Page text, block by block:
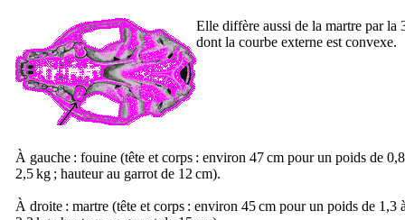
Elle diffère aussi de la martre par la
dont la courbe externe est convexe.
À gauche : fouine (tête et corps : environ 47 cm pour un poids de
2,5 kg ; hauteur au garrot de 12 cm).
À droite : martre (tête et corps : environ 45 cm pour un poids de 1,3